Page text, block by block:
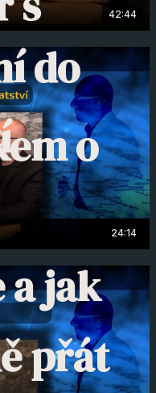
42:44
do
24:14
o
a jak
přát